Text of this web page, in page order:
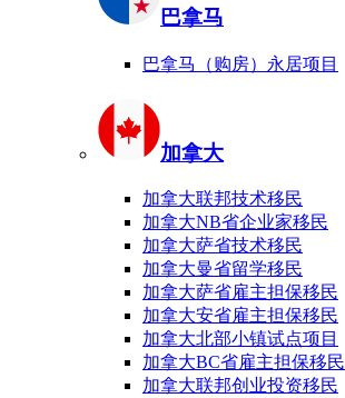
巴拿马
巴拿马（购房）永居项目
加拿大
加拿大联邦技术移民
加拿大NB省企业家移民
加拿大萨省技术移民
加拿大曼省留学移民
加拿大萨省雇主担保移民
加拿大安省雇主担保移民
加拿大北部小镇试点项目
加拿大BC省雇主担保移民
加拿大联邦创业投资移民